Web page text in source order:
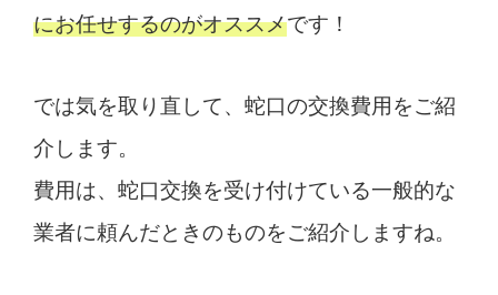
にお任せするのがオススメです！
では気を取り直して、蛇口の交換費用をご紹
介します。
費用は、蛇口交換を受け付けている一般的な
業者に頼んだときのものをご紹介しますね。